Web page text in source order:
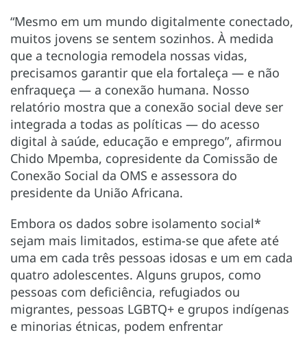
“Mesmo em um mundo digitalmente conectado,
muitos jovens se sentem sozinhos. À medida
que a tecnologia remodela nossas vidas,
precisamos garantir que ela fortaleça — e não
enfraqueça — a conexão humana. Nosso
relatório mostra que a conexão social deve ser
integrada a todas as políticas — do acesso
digital à saúde, educação e emprego”, afirmou
Chido Mpemba, copresidente da Comissão de
Conexão Social da OMS e assessora do
presidente da União Africana.
Embora os dados sobre isolamento social*
sejam mais limitados, estima-se que afete até
uma em cada três pessoas idosas e um em cada
quatro adolescentes. Alguns grupos, como
pessoas com deficiência, refugiados ou
migrantes, pessoas LGBTQ+ e grupos indígenas
e minorias étnicas, podem enfrentar